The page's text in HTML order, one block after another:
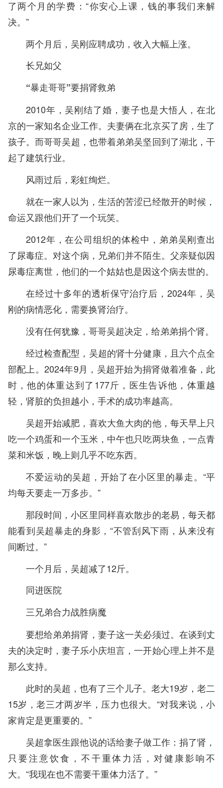
了两个月的学费：“你安心上课，钱的事我们来解
决。”
两个月后，吴刚应聘成功，收入大幅上涨。
长兄如父
“暴走哥哥”要捐肾救弟
2010年，吴刚结了婚，妻子也是大悟人，在北
京的一家知名企业工作。夫妻俩在北京买了房，生了
孩子。而哥哥吴超，也带着弟弟吴坚回到了湖北，干
起了建筑行业。
风雨过后，彩虹绚烂。
就在一家人以为，生活的苦涩已经散开的时候，
命运又跟他们开了一个玩笑。
2012年，在公司组织的体检中，弟弟吴刚查出
了尿毒症。对这个病，兄弟们并不陌生。父亲疑似因
尿毒症离世，他们的一个姑姑也是因这个病去世的。
在经过十多年的透析保守治疗后，2024年，吴
刚的病情恶化，需要换肾治疗。
没有任何犹豫，哥哥吴超决定，给弟弟捐个肾。
经过检查配型，吴超的肾十分健康，且六个点全
部配上。2024年9月，吴超开始为捐肾做着准备，此
时，他的体重达到了177斤，医生告诉他，体重越
轻，肾脏的负担越小，手术的成功率越高。
吴超开始减肥，喜欢大鱼大肉的他，每天早上只
吃一个鸡蛋和一个玉米，中午也只吃两块鱼，一点青
菜和米饭，晚上则几乎不吃东西。
不爱运动的吴超，开始了在小区里的暴走。“平
均每天要走一万多步。”
那段时间，小区里同样喜欢散步的老易，每天都
能看到吴超暴走的身影，“不管刮风下雨，从来没有
间断过。”
一个月后，吴超减了12斤。
同进医院
三兄弟合力战胜病魔
要想给弟弟捐肾，妻子这一关必须过。在谈到丈
夫的决定时，妻子乐小庆坦言，一开始心理上并不是
那么支持。
此时的吴超，也有了三个儿子。老大19岁，老二
15岁，老三才两岁半，压力也很大。“对我来说，小
家肯定是更重要的。”
吴超拿医生跟他说的话给妻子做工作：捐了肾，
只要注意饮食，不干重体力活，对健康影响不
大。“我现在也不需要干重体力活了。”